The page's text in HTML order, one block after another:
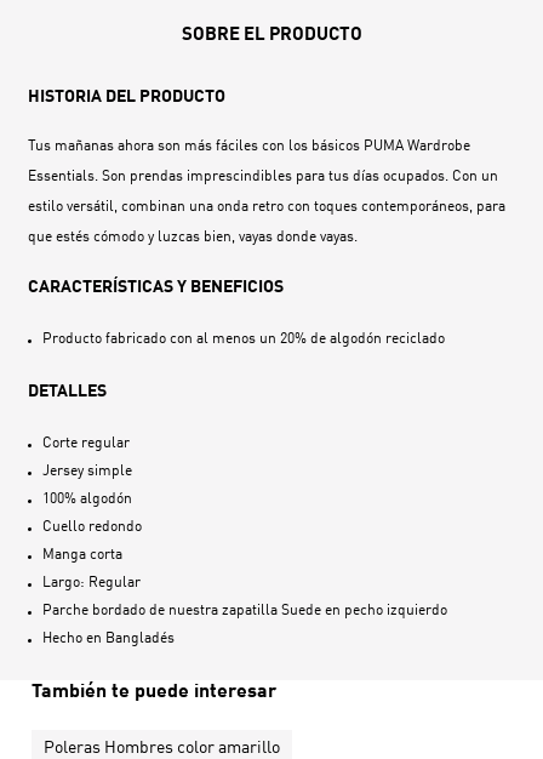
SOBRE EL PRODUCTO
HISTORIA DEL PRODUCTO
Tus mañanas ahora son más fáciles con los básicos PUMA Wardrobe
Essentials. Son prendas imprescindibles para tus días ocupados. Con un
estilo versátil, combinan una onda retro con toques contemporáneos, para
que estés cómodo y luzcas bien, vayas donde vayas.
CARACTERÍSTICAS Y BENEFICIOS
Producto fabricado con al menos un 20% de algodón reciclado
DETALLES
Corte regular
Jersey simple
100% algodón
Cuello redondo
Manga corta
Largo: Regular
Parche bordado de nuestra zapatilla Suede en pecho izquierdo
Hecho en Bangladés
También te puede interesar
Poleras Hombres color amarillo